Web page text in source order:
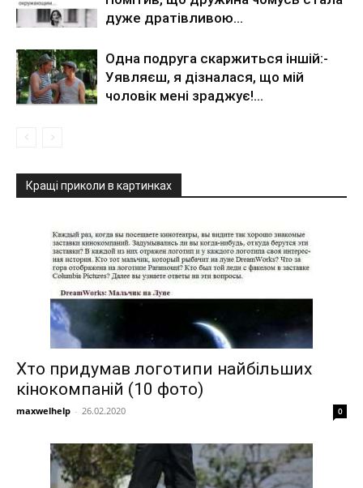
дуже дратівливою…
Одна подруга скаржиться іншій:-
Уявляєш, я дізналася, що мій
чоловік мені зраджує!…
Кращі приколи в картинках
Хто придумав логотипи найбільших
кінокомпаній (10 фото)
maxwelhelp - 26.02.2020 0